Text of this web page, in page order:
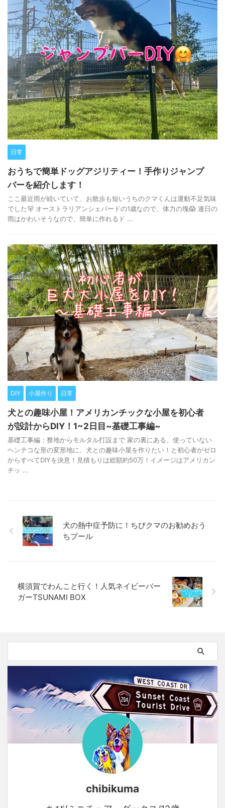
日常
おうちで簡単ドッグアジリティー！手作りジャンプ
バーを紹介します！
ここ最近雨が続いていて、お散歩も短いうちのクマくんは運動不足気味
でした🐻 オーストラリアンシェパードの1歳なので、体力の塊😱 連日の
雨はかわいそうなので、簡単に作れるド ...
DIY 小屋作り 日常
犬との趣味小屋！アメリカンチックな小屋を初心者
が設計からDIY！1~2日目~基礎工事編~
基礎工事編：整地からモルタル打設まで 家の裏にある、使っていない
ヘンテコな形の変形地に、犬との趣味小屋を作りたい！と初心者がゼロ
からすべてDIYを決意！見積もりは総額約50万！イメージはアメリカン
チッ ...
犬の熱中症予防に！ちびクマのお勧めおう
ちプール
横須賀でわんこと行く！人気ネイビーバー
ガーTSUNAMI BOX
chibikuma